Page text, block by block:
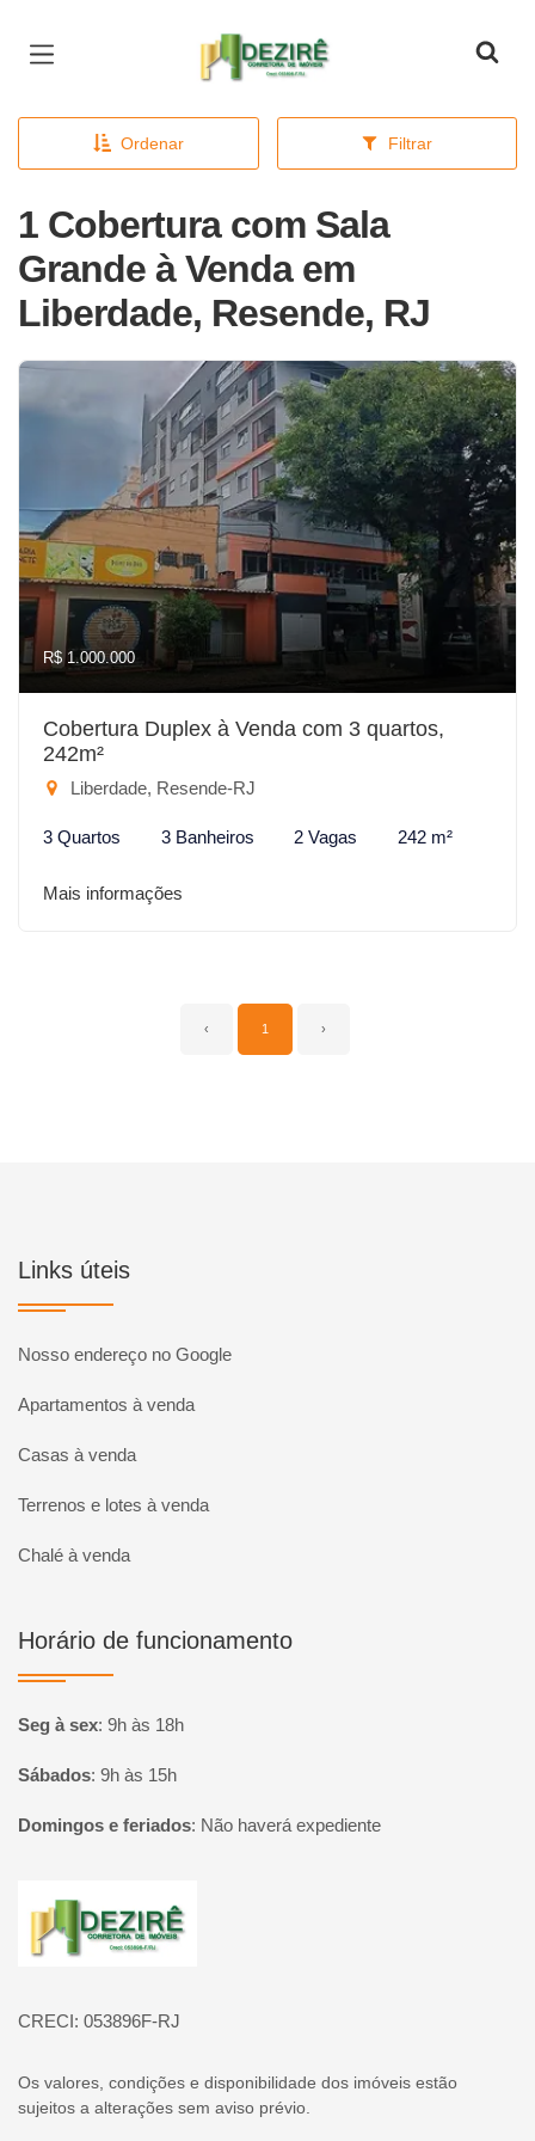
Página inicial
Ordenar Filtrar
1 Cobertura com Sala
Grande à Venda em
Liberdade, Resende, RJ
R$ 1.000.000
Cobertura Duplex à Venda com 3 quartos,
242m²
Liberdade, Resende-RJ
3 Quartos 3 Banheiros 2 Vagas 242 m²
Mais informações
‹ 1 ›
Links úteis
Nosso endereço no Google
Apartamentos à venda
Casas à venda
Terrenos e lotes à venda
Chalé à venda
Horário de funcionamento
Seg à sex: 9h às 18h
Sábados: 9h às 15h
Domingos e feriados: Não haverá expediente
Página inicial
CRECI: 053896F-RJ
Os valores, condições e disponibilidade dos imóveis estão
sujeitos a alterações sem aviso prévio.